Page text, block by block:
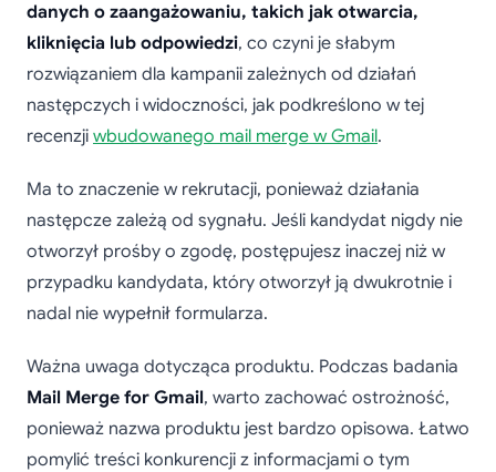
danych o zaangażowaniu, takich jak otwarcia,
kliknięcia lub odpowiedzi, co czyni je słabym
rozwiązaniem dla kampanii zależnych od działań
następczych i widoczności, jak podkreślono w tej
recenzji wbudowanego mail merge w Gmail.
Ma to znaczenie w rekrutacji, ponieważ działania
następcze zależą od sygnału. Jeśli kandydat nigdy nie
otworzył prośby o zgodę, postępujesz inaczej niż w
przypadku kandydata, który otworzył ją dwukrotnie i
nadal nie wypełnił formularza.
Ważna uwaga dotycząca produktu. Podczas badania
Mail Merge for Gmail, warto zachować ostrożność,
ponieważ nazwa produktu jest bardzo opisowa. Łatwo
pomylić treści konkurencji z informacjami o tym